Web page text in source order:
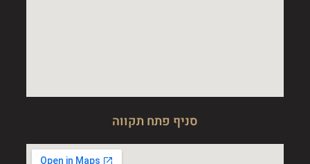
סניף פתח תקווה